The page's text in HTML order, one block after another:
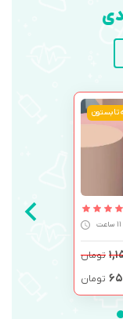
تابستون
11 ساعت
تومان
تومان